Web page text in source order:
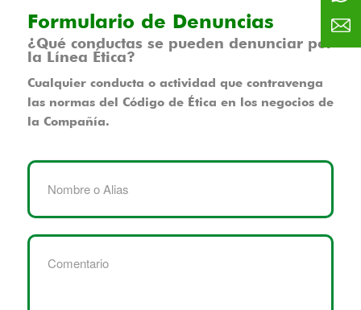
Formulario de Denuncias
¿Qué conductas se pueden denunciar por
la Línea Ética?
Cualquier conducta o actividad que contravenga
las normas del Código de Ética en los negocios de
la Compañía.